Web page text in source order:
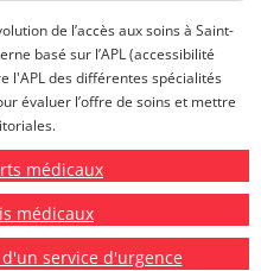
de l’accès aux soins à Saint-
basé sur l’APL (accessibilité
l'APL des différentes spécialités
évaluer l’offre de soins et mettre
médicaux
médicaux
service d'urgence